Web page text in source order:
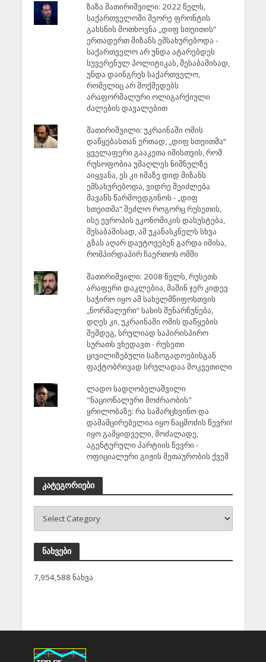
ზაზა შათირიშვილი: 2022 წელს,
საქართველოში მეორე ფრონტის
გახსნის მოთხოვნა „დიფ სთეითის“
ერთადერთ მიზანს ემსახურებოდა -
საქართველო არ უნდა ატარებდეს
სუვერენულ პოლიტიკას, შესაბამისად,
უნდა დაინგრეს საქართველო,
რომელიც არ მოქმედებს
არაფორმალური ოლიგარქიული
ძალების დავალებით
შათირიშვილი: უკრაინაში ომის
დაწყებასთან ერთად, „დიფ სთეითმა“
ყველაფერი გააკეთა იმისთვის, რომ
რუსოფობია უმაღლეს ნიშნულზე
აიყვანა, ეს კი იმაზე დიდ მიზანს
ემსახურებოდა, ვიდრე შეიძლება
მავანს წარმოედგინოს - „დიფ
სთეითმა“ შეძლო როგორც რუსეთის,
ისე ევროპის ეკონომიკის დასუსტება,
შესაბამისად, ამ უკანასკნელს სხვა
გზას აღარ დაუტოვებენ გარდა იმისა,
რომპირდაპირ ჩაერთოს ომში
შათირიშვილი: 2008 წელს, რუსეთს
არაფერი დაკლებია, მაშინ ჯერ კიდევ
საჭირო იყო ამ სახელმწიფოსთვის
„ნორმალური“ სახის შენარჩუნება,
დღეს კი, უკრაინაში ომის დაწყების
შემდეგ, სრულიად საპირისპირო
სურათს ვხედავთ - რუსეთი
ცივილიზებული საზოგადოებისგან
ფაქტობრივად სრულადაა მოკვეთილი
ლადო სადღობელაშვილი
"ნაციონალური მოძრაობის"
ყრილობაზე: რა სამარცხვინო და
დამამცირებელია იყო ნაცმოძის წევრი!
იყო გამყიდველი, მოძალადე,
აგენტურული პარტიის წევრი -
ოფიციალური გიჟის მეთაურობის ქვეშ
კატეგორიები
ნახვები
7,954,588 ნახვა